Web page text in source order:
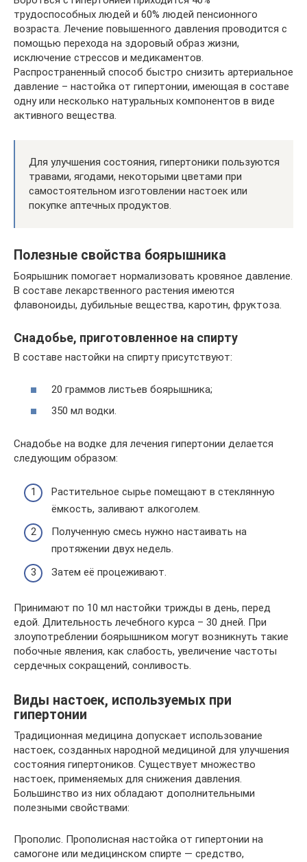
трудоспособных людей и 60% людей пенсионного
возраста. Лечение повышенного давления проводится с
помощью перехода на здоровый образ жизни,
исключение стрессов и медикаментов.
Распространенный способ быстро снизить артериальное
давление – настойка от гипертонии, имеющая в составе
одну или несколько натуральных компонентов в виде
активного вещества.
Для улучшения состояния, гипертоники пользуются
травами, ягодами, некоторыми цветами при
самостоятельном изготовлении настоек или
покупке аптечных продуктов.
Полезные свойства боярышника
Боярышник помогает нормализовать кровяное давление.
В составе лекарственного растения имеются
флавоноиды, дубильные вещества, каротин, фруктоза.
Снадобье, приготовленное на спирту
В составе настойки на спирту присутствуют:
20 граммов листьев боярышника;
350 мл водки.
Снадобье на водке для лечения гипертонии делается
следующим образом:
Растительное сырье помещают в стеклянную
ёмкость, заливают алкоголем.
Полученную смесь нужно настаивать на
протяжении двух недель.
Затем её процеживают.
Принимают по 10 мл настойки трижды в день, перед
едой. Длительность лечебного курса – 30 дней. При
злоупотреблении боярышником могут возникнуть такие
побочные явления, как слабость, увеличение частоты
сердечных сокращений, сонливость.
Виды настоек, используемых при
гипертонии
Традиционная медицина допускает использование
настоек, созданных народной медициной для улучшения
состояния гипертоников. Существует множество
настоек, применяемых для снижения давления.
Большинство из них обладают дополнительными
полезными свойствами:
Прополис. Прополисная настойка от гипертонии на
самогоне или медицинском спирте — средство,